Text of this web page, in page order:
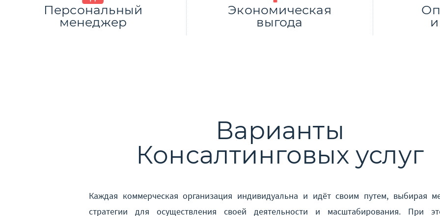
Персональный
менеджер
Экономическая
выгода
Варианты
Консалтинговых услуг
Каждая коммерческая организация индивидуальна и идёт своим путем, выбирая
стратегии для осуществления своей деятельности и масштабирования. При